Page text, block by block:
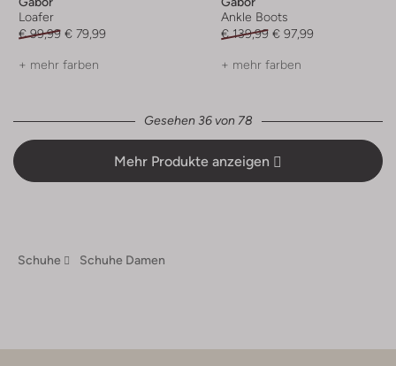
Loafer
€ 99,99 € 79,99
+ mehr farben
Ankle Boots
€ 139,99 € 97,99
+ mehr farben
Gesehen 36 von 78
Mehr Produkte anzeigen
Schuhe Schuhe Damen